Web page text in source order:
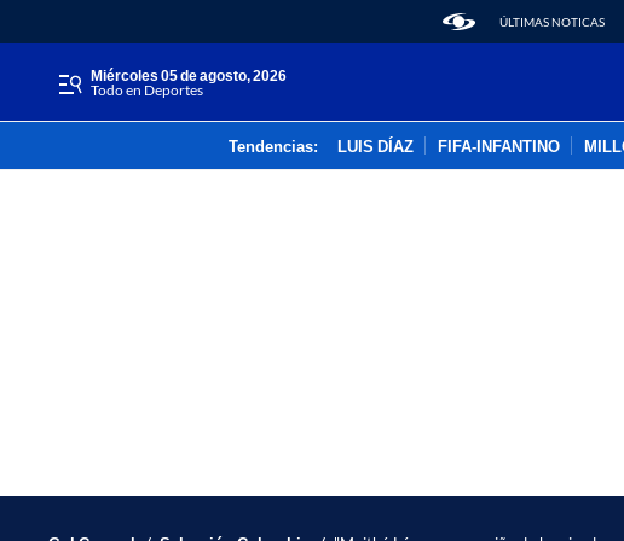
ÚLTIMAS NOTICAS
miércoles 05 de agosto, 2026
Todo en Deportes
Tendencias: LUIS DÍAZ FIFA-INFANTINO